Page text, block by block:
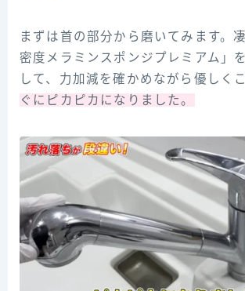
まずは首の部分から磨いてみます。
密度メラミンスポンジプレミアム」
して、力加減を確かめながら優し
ぐにピカピカになりました。